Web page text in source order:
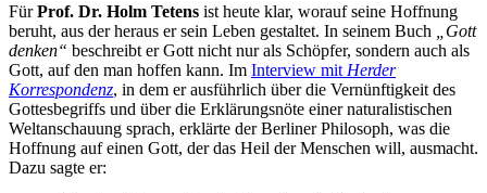
FürProf. Dr. Holm Tetens ist heute klar, worauf seine Hoffnung
beruht, aus der heraus er sein Leben gestaltet. In seinem Buch
„Gott
denken“ beschreibt er Gott nicht nur als Schöpfer, sondern auch als
Gott, auf den man hoffen kann. Im Interview mit Herder
Korrespondenz, in dem er ausführlich über die Vernünftigkeit des
Gottesbegriffs und über die Erklärungsnöte einer naturalistischen
Weltanschauung sprach, erklärte der Berliner Philosoph, was die
Hoffnung auf einen Gott, der das Heil der Menschen will, ausmacht.
Dazu sagte er: